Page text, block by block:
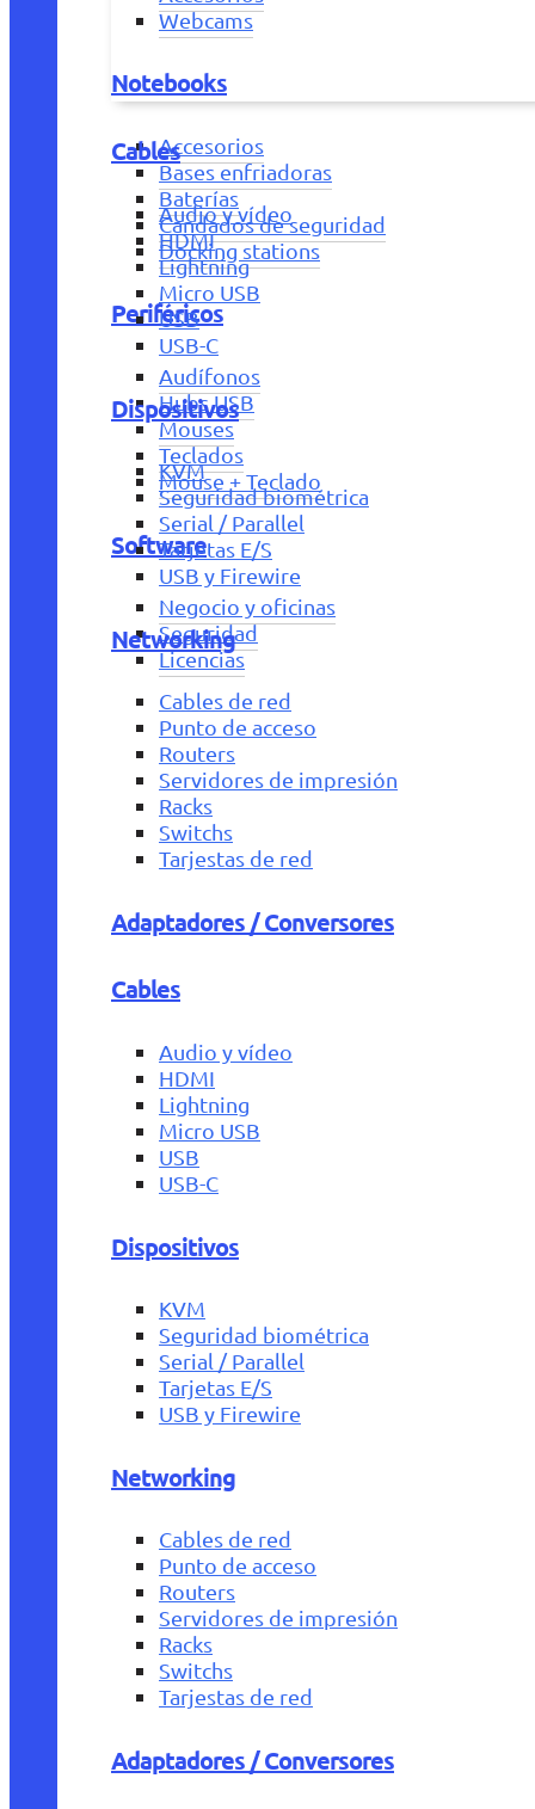
Webcams
Notebooks
Accesorios
Bases enfriadoras
Baterías
Candados de seguridad
Docking stations
Periféricos
Audífonos
Hubs USB
Mouses
Teclados
Mouse + Teclado
Software
Negocio y oficinas
Seguridad
Licencias
Cables
Audio y vídeo
HDMI
Lightning
Micro USB
USB
USB-C
Dispositivos
KVM
Seguridad biométrica
Serial / Parallel
Tarjetas E/S
USB y Firewire
Networking
Cables de red
Punto de acceso
Routers
Servidores de impresión
Racks
Switchs
Tarjestas de red
Adaptadores / Conversores
Cables
Audio y vídeo
HDMI
Lightning
Micro USB
USB
USB-C
Dispositivos
KVM
Seguridad biométrica
Serial / Parallel
Tarjetas E/S
USB y Firewire
Networking
Cables de red
Punto de acceso
Routers
Servidores de impresión
Racks
Switchs
Tarjestas de red
Adaptadores / Conversores